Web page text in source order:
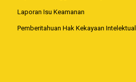
Laporan Isu Keamanan
Pemberitahuan Hak Kekayaan Intelektual